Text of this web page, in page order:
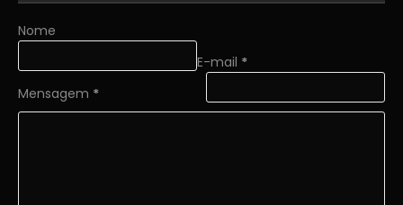
Nome
E-mail *
Mensagem *